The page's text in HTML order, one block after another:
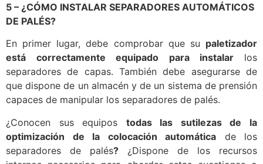
5 – ¿CÓMO INSTALAR SEPARADORES AUTOMÁTICOS
DE PALÉS?
En primer lugar, debe comprobar que su paletizador
está correctamente equipado para instalar los
separadores de capas. También debe asegurarse de
que dispone de un almacén y de un sistema de prensión
capaces de manipular los separadores de palés.
¿Conocen sus equipos todas las sutilezas de la
optimización de la colocación automática de los
separadores de palés? ¿Dispone de los recursos